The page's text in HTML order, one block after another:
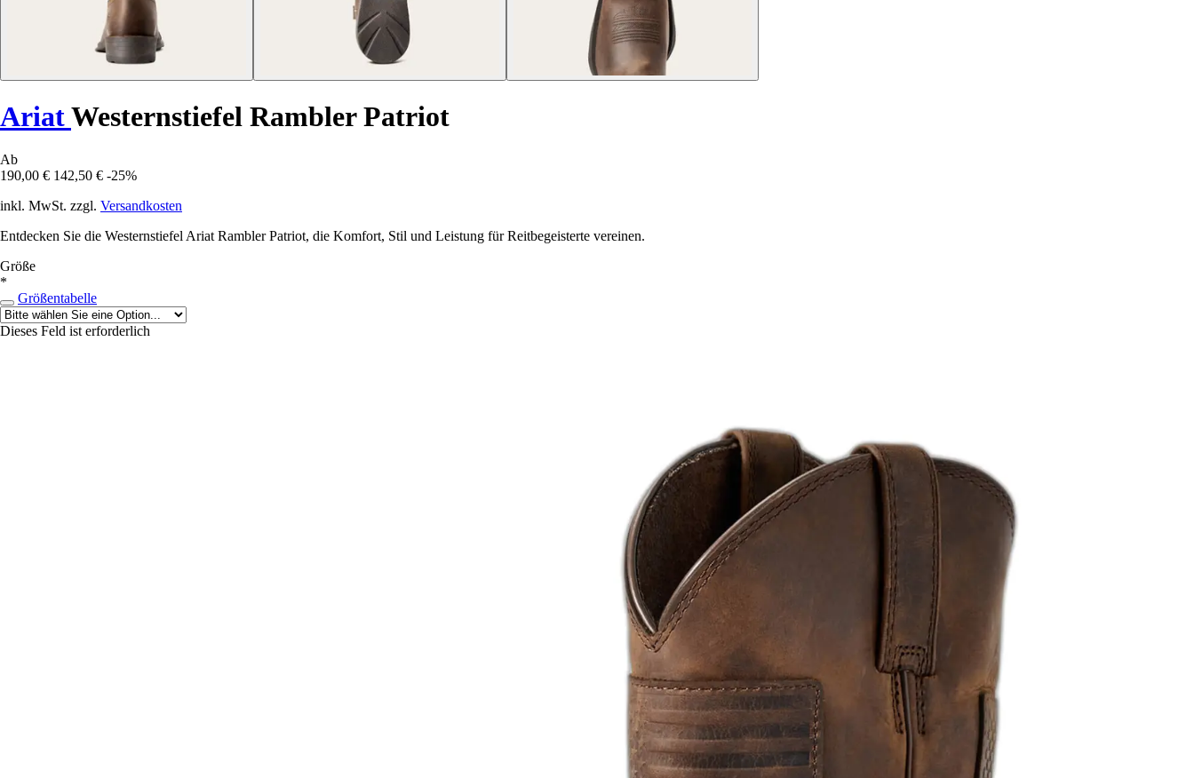
AriatWesternstiefel Rambler Patriot
Ab
190,00 € 142,50 € -25%
inkl. MwSt. zzgl. Versandkosten
Entdecken Sie die Westernstiefel Ariat Rambler Patriot, die Komfort, Stil und Leistung für Reitbegeisterte vereinen.
Größe
*
Größentabelle
Dieses Feld ist erforderlich